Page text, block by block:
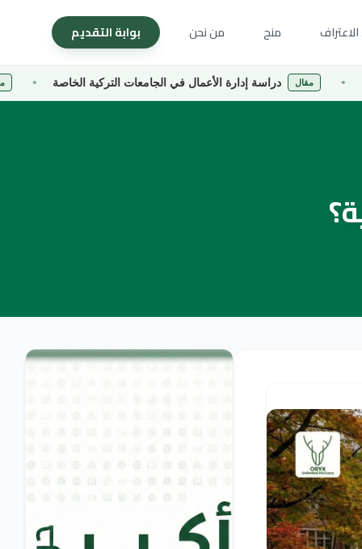
منح من نحن بوابة التقديم
دراسة إدارة الأعمال في الجامعات التركية الخاصة مقال